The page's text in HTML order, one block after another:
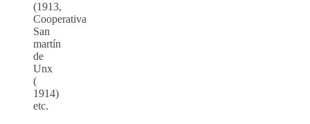
(1913,
Cooperativa
San
martín
de
Unx
(
1914)
etc.